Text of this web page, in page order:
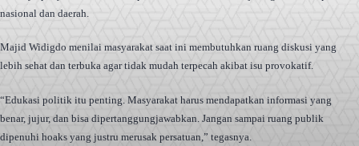
nasional dan daerah.
Majid Widigdo menilai masyarakat saat ini membutuhkan ruang diskusi yang
lebih sehat dan terbuka agar tidak mudah terpecah akibat isu provokatif.
“Edukasi politik itu penting. Masyarakat harus mendapatkan informasi yang
benar, jujur, dan bisa dipertanggungjawabkan. Jangan sampai ruang publik
dipenuhi hoaks yang justru merusak persatuan,” tegasnya.